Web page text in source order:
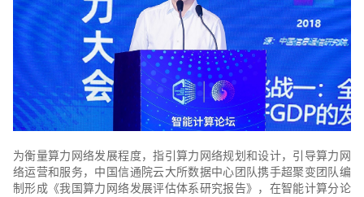
为衡量算力网络发展程度，指引算力网络规划和设计，引导算力网
络运营和服务，中国信通院云大所数据中心团队携手超聚变团队编
制形成《我国算力网络发展评估体系研究报告》，在智能计算分论